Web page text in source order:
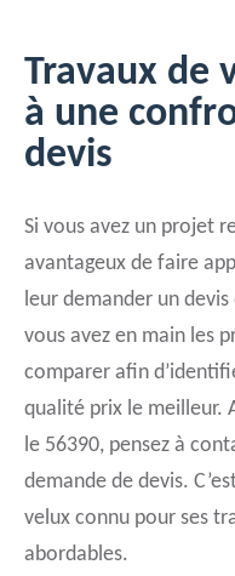
Travaux de
à une
devis
Si vous avez un projet
avantageux de faire
leur demander un
vous avez en main les
comparer afin
qualité prix le meilleur.
le 56390, pensez à
demande de devis.
velux connu pour ses
abordables.